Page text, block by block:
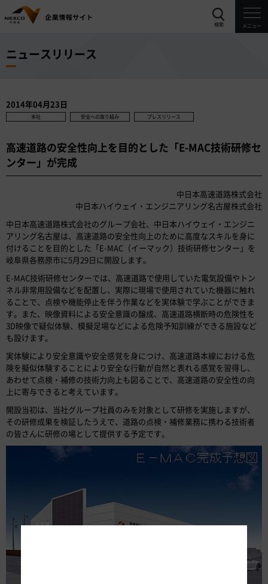
検索 メニュー
ニュースリリース
2014年04月23日
本社 安全への取り組み プレスリリース
高速道路の安全性向上を目的とした「E-MAC技術研修セ
ンター」が完成
中日本高速道路株式会社
中日本ハイウェイ・エンジニアリング名古屋株式会社
中日本高速道路株式会社のグループ会社、中日本ハイウェイ・エンジニ
アリング名古屋は、高速道路の安全性向上のために高度なスキルを身に
付けることを目的とした「E-MAC（イーマック）技術研修センター」を
岐阜県各務原市に5月29日に開設します。
E-MAC技術研修センターでは、高速道路で使用していた電気設備やトン
ネル非常用設備などを配置し、実際に現場で使用されていた機器に触れ
ることで、点検や機能停止を伴う作業などを実体験で学ぶことができま
す。また、映像資料による安全意識の醸成、高速道路横断時の危険性を
3D映像で疑似体験、模擬足場などによる危険予知訓練ができる施設など
も設けます。
実体験により安全意識や安全感覚を身につけ、高速道路本線における危
険を擬似体験することにより安全な行動が自然と表れる感覚を習得し、
あわせて点検・補修の技術力向上も図ることで、高速道路の安全性の向
上に寄与できると考えています。
開設当初は、当社グループ社員のみを対象として研修を実施しますが、
その研修成果を検証したうえで、道路の点検・補修業務に携わる技術者
の皆さんに研修の場として提供する予定です。